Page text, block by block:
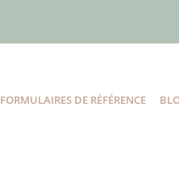
FORMULAIRES DE RÉFÉRENCE